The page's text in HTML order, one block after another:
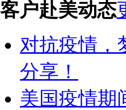
客户赴美动态
对抗疫情，
分享！
美国疫情期